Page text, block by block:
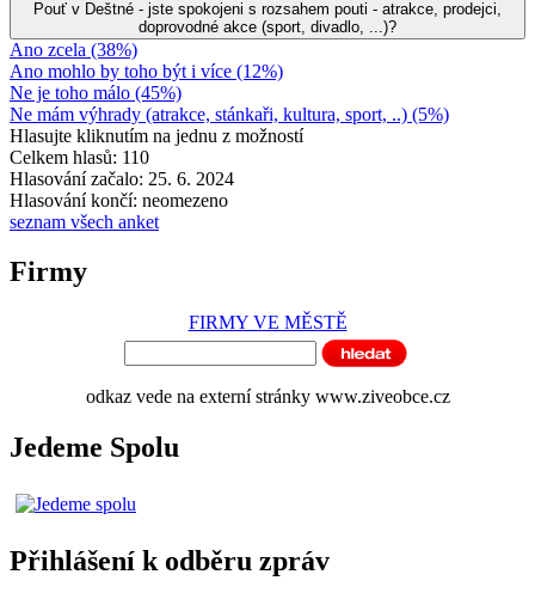
Pouť v Deštné - jste spokojeni s rozsahem pouti - atrakce, prodejci,
doprovodné akce (sport, divadlo, ...)?
Ano zcela (38%)
Ano mohlo by toho být i více (12%)
Ne je toho málo (45%)
Ne mám výhrady (atrakce, stánkaři, kultura, sport, ..) (5%)
Hlasujte kliknutím na jednu z možností
Celkem hlasů: 110
Hlasování začalo: 25. 6. 2024
Hlasování končí: neomezeno
seznam všech anket
Firmy
FIRMY VE MĚSTĚ
odkaz vede na externí stránky www.ziveobce.cz
Jedeme Spolu
Přihlášení k odběru zpráv